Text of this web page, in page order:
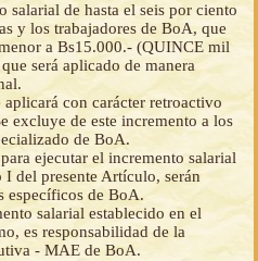
salarial de hasta el seis por ciento
y los trabajadores de BoA, que
a Bs15.000.- (QUINCE mil
será aplicado de manera
con carácter retroactivo
excluye de este incremento a los
de BoA.
ejecutar el incremento salarial
I del presente Artículo, serán
específicos de BoA.
salarial establecido en el
es responsabilidad de la
- MAE de BoA.